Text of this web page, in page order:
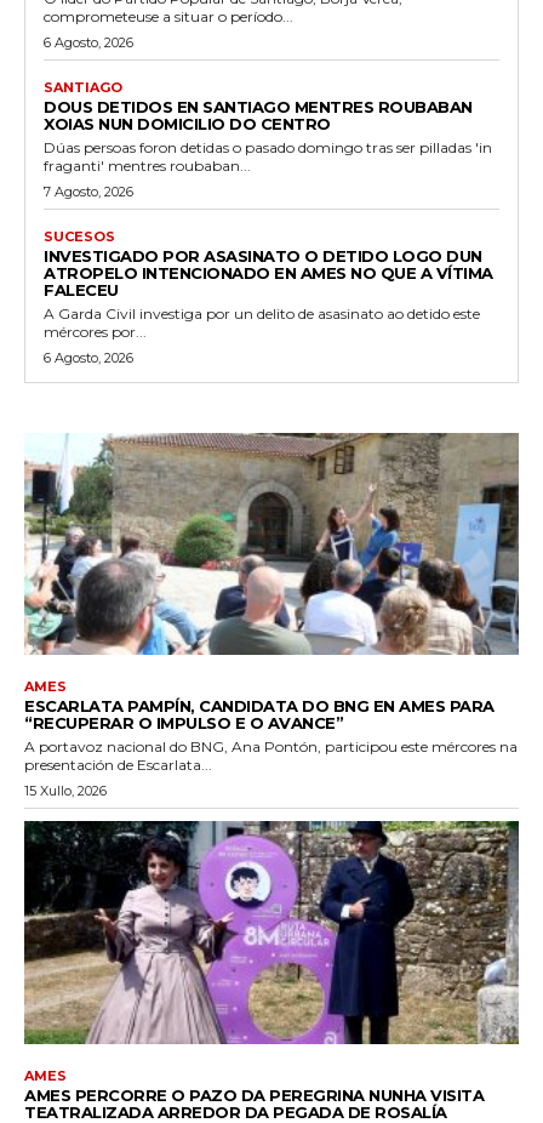
comprometeuse a situar o período...
6 Agosto, 2026
SANTIAGO
DOUS DETIDOS EN SANTIAGO MENTRES ROUBABAN
XOIAS NUN DOMICILIO DO CENTRO
Dúas persoas foron detidas o pasado domingo tras ser pilladas 'in
fraganti' mentres roubaban...
7 Agosto, 2026
SUCESOS
INVESTIGADO POR ASASINATO O DETIDO LOGO DUN
ATROPELO INTENCIONADO EN AMES NO QUE A VÍTIMA
FALECEU
A Garda Civil investiga por un delito de asasinato ao detido este
mércores por...
6 Agosto, 2026
AMES
ESCARLATA PAMPÍN, CANDIDATA DO BNG EN AMES PARA
“RECUPERAR O IMPULSO E O AVANCE”
A portavoz nacional do BNG, Ana Pontón, participou este mércores na
presentación de Escarlata...
15 Xullo, 2026
AMES
AMES PERCORRE O PAZO DA PEREGRINA NUNHA VISITA
TEATRALIZADA ARREDOR DA PEGADA DE ROSALÍA